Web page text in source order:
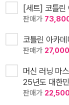
[세트] 코틀린
판매가
코틀린 아카
판매가 27,000
머신 러닝 마
25년도 대한
판매가